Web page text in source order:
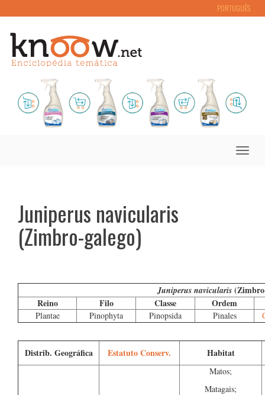
PORTUGUÊS
Toggle
Juniperus navicularis
(Zimbro-galego)
Juniperus navicularis
Reino
Filo Classe Ordem
Plantae Pinophyta Pinopsida Pinales
Distrib. Geográfica Estatuto Conserv. Habitat
Matos;
Matagais;